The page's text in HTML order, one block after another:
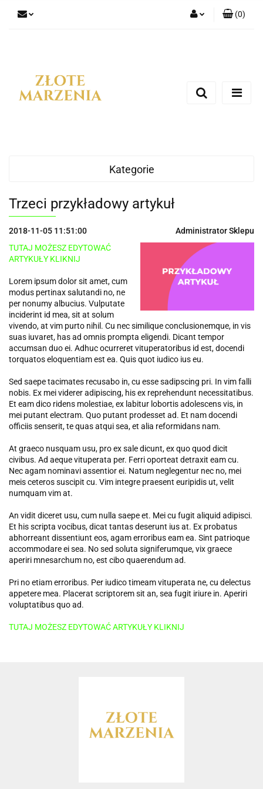
(0)
Kategorie
Trzeci przykładowy artykuł
2018-11-05 11:51:00
Administrator Sklepu
TUTAJ MOŻESZ EDYTOWAĆ
ARTYKUŁY KLIKNIJ
Lorem ipsum dolor sit amet, cum
modus pertinax salutandi no, ne
per nonumy albucius. Vulputate
inciderint id mea, sit at solum
vivendo, at vim purto nihil. Cu nec similique conclusionemque, in vis
suas iuvaret, has ad omnis prompta eligendi. Dicant tempor
accumsan duo ei. Adhuc ocurreret vituperatoribus id est, docendi
torquatos eloquentiam est ea. Quis quot iudico ius eu.
Sed saepe tacimates recusabo in, cu esse sadipscing pri. In vim falli
nobis. Ex mei viderer adipiscing, his ex reprehendunt necessitatibus.
Et eam dico ridens molestiae, ex labitur lobortis adolescens vis, in
mei putant electram. Quo putant prodesset ad. Et nam docendi
officiis senserit, te quas atqui sea, et alia reformidans nam.
At graeco nusquam usu, pro ex sale dicunt, ex quo quod dicit
civibus. Ad aeque vituperata per. Ferri oporteat detraxit eam cu.
Nec agam nominavi assentior ei. Natum neglegentur nec no, mei
meis ceteros suscipit cu. Vim integre praesent euripidis ut, velit
numquam vim at.
An vidit diceret usu, cum nulla saepe et. Mei cu fugit aliquid adipisci.
Et his scripta vocibus, dicat tantas deserunt ius at. Ex probatus
abhorreant dissentiunt eos, agam erroribus eam ea. Sint patrioque
accommodare ei sea. No sed soluta signiferumque, vix graece
aperiri mnesarchum no, est cibo quaerendum ad.
Pri no etiam erroribus. Per iudico timeam vituperata ne, cu delectus
appetere mea. Placerat scriptorem sit an, sea fugit iriure in. Aperiri
voluptatibus quo ad.
TUTAJ MOŻESZ EDYTOWAĆ ARTYKUŁY KLIKNIJ